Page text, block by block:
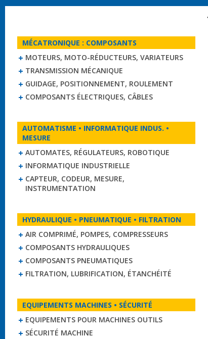
MÉCATRONIQUE : COMPOSANTS
MOTEURS, MOTO-RÉDUCTEURS, VARIATEURS
TRANSMISSION MÉCANIQUE
GUIDAGE, POSITIONNEMENT, ROULEMENT
COMPOSANTS ÉLECTRIQUES, CÂBLES
AUTOMATISME • INFORMATIQUE INDUS. •
MESURE
AUTOMATES, RÉGULATEURS, ROBOTIQUE
INFORMATIQUE INDUSTRIELLE
CAPTEUR, CODEUR, MESURE,
INSTRUMENTATION
HYDRAULIQUE • PNEUMATIQUE • FILTRATION
AIR COMPRIMÉ, POMPES, COMPRESSEURS
COMPOSANTS HYDRAULIQUES
COMPOSANTS PNEUMATIQUES
FILTRATION, LUBRIFICATION, ÉTANCHÉITÉ
EQUIPEMENTS MACHINES • SÉCURITÉ
EQUIPEMENTS POUR MACHINES OUTILS
SÉCURITÉ MACHINE